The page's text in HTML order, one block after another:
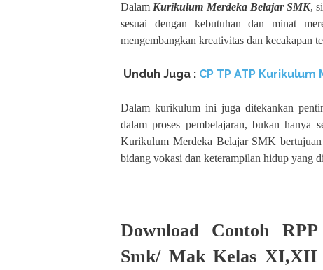
DalamKurikulum Merdeka Belajar SMK,
sesuai dengan kebutuhan dan minat
mengembangkan kreativitas dan kecakapan
Unduh Juga : CP TP ATP Kurikulum
Dalam kurikulum ini juga ditekankan
dalam proses pembelajaran, bukan hanya
Kurikulum Merdeka Belajar SMK
bidang vokasi dan keterampilan hidup yang
Download Contoh
Smk/ Mak Kelas